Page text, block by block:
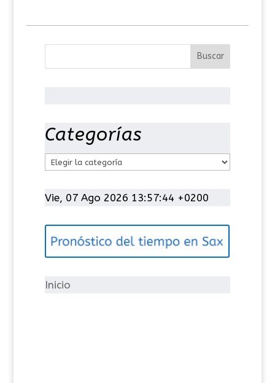
Categorías
t
g
í
Vie, 07 Ago 2026 13:57:45 +0200
Inicio